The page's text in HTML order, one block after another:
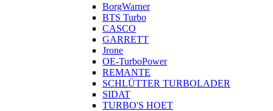
BorgWarner
BTS Turbo
CASCO
GARRETT
Jrone
OE-TurboPower
REMANTE
SCHLÜTTER TURBOLADER
SIDAT
TURBO'S HOET